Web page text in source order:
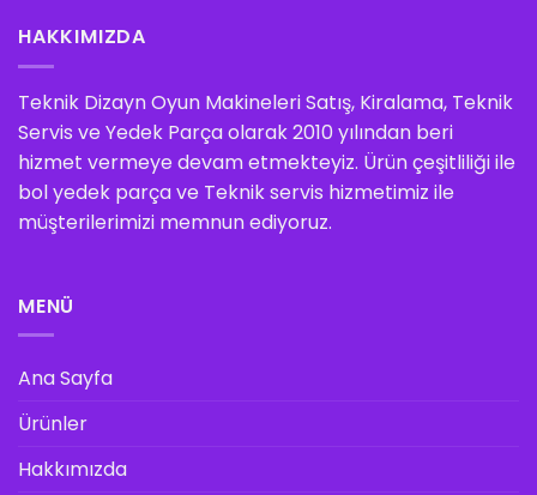
HAKKIMIZDA
Teknik Dizayn Oyun Makineleri Satış, Kiralama, Teknik
Servis ve Yedek Parça olarak 2010 yılından beri
hizmet vermeye devam etmekteyiz. Ürün çeşitliliği ile
bol yedek parça ve Teknik servis hizmetimiz ile
müşterilerimizi memnun ediyoruz.
MENÜ
Ana Sayfa
Ürünler
Hakkımızda